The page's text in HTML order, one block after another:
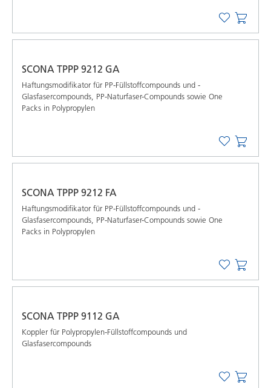
SCONA TPPP 9212 GA
Haftungsmodifikator für PP-Füllstoffcompounds und -
Glasfasercompounds, PP-Naturfaser-Compounds sowie One
Packs in Polypropylen
SCONA TPPP 9212 FA
Haftungsmodifikator für PP-Füllstoffcompounds und -
Glasfasercompounds, PP-Naturfaser-Compounds sowie One
Packs in Polypropylen
SCONA TPPP 9112 GA
Koppler für Polypropylen-Füllstoffcompounds und
Glasfasercompounds